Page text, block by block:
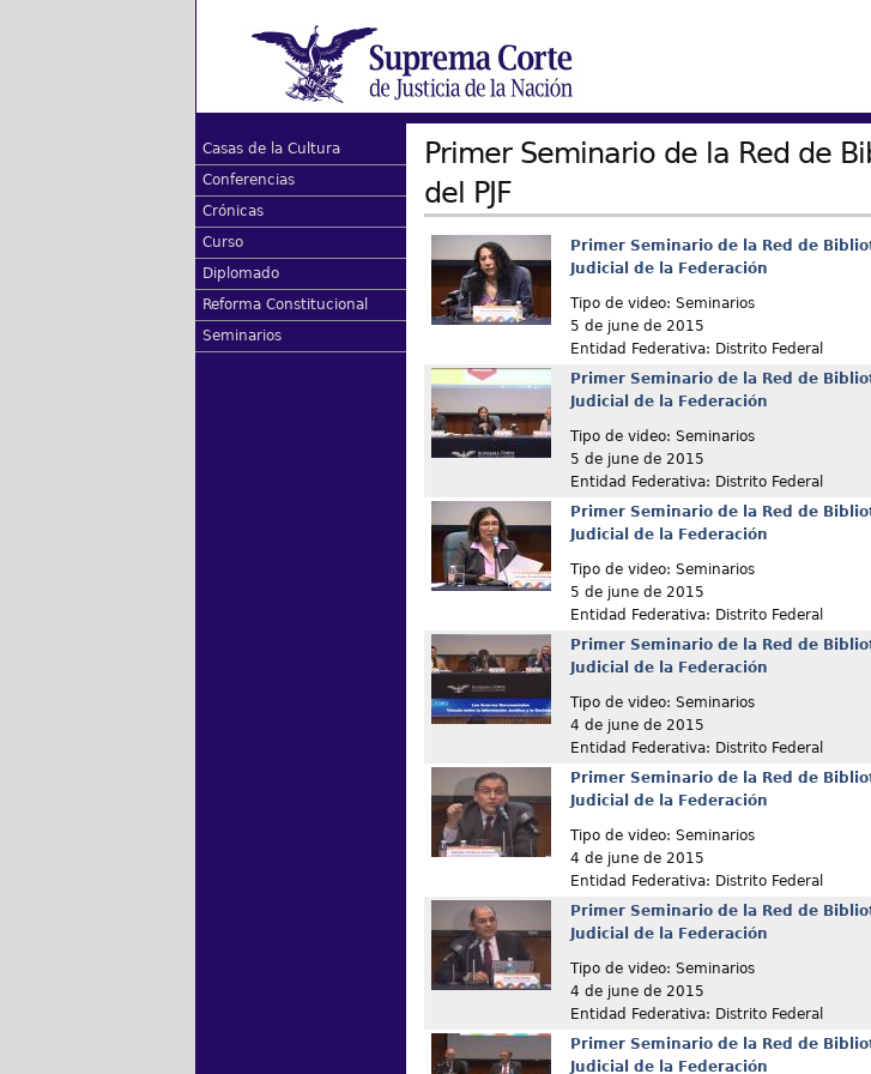
Casas de la Cultura
Conferencias
Crónicas
Curso
Diplomado
Reforma Constitucional
Seminarios
Primer Seminario de la Red de
del PJF
Primer Seminario de la Red de
Judicial de la Federación
Tipo de video: Seminarios
5 de june de 2015
Entidad Federativa: Distrito Federal
Primer Seminario de la Red de
Judicial de la Federación
Tipo de video: Seminarios
5 de june de 2015
Entidad Federativa: Distrito Federal
Primer Seminario de la Red de
Judicial de la Federación
Tipo de video: Seminarios
5 de june de 2015
Entidad Federativa: Distrito Federal
Primer Seminario de la Red de
Judicial de la Federación
Tipo de video: Seminarios
4 de june de 2015
Entidad Federativa: Distrito Federal
Primer Seminario de la Red de
Judicial de la Federación
Tipo de video: Seminarios
4 de june de 2015
Entidad Federativa: Distrito Federal
Primer Seminario de la Red de
Judicial de la Federación
Tipo de video: Seminarios
4 de june de 2015
Entidad Federativa: Distrito Federal
Primer Seminario de la Red de
Judicial de la Federación